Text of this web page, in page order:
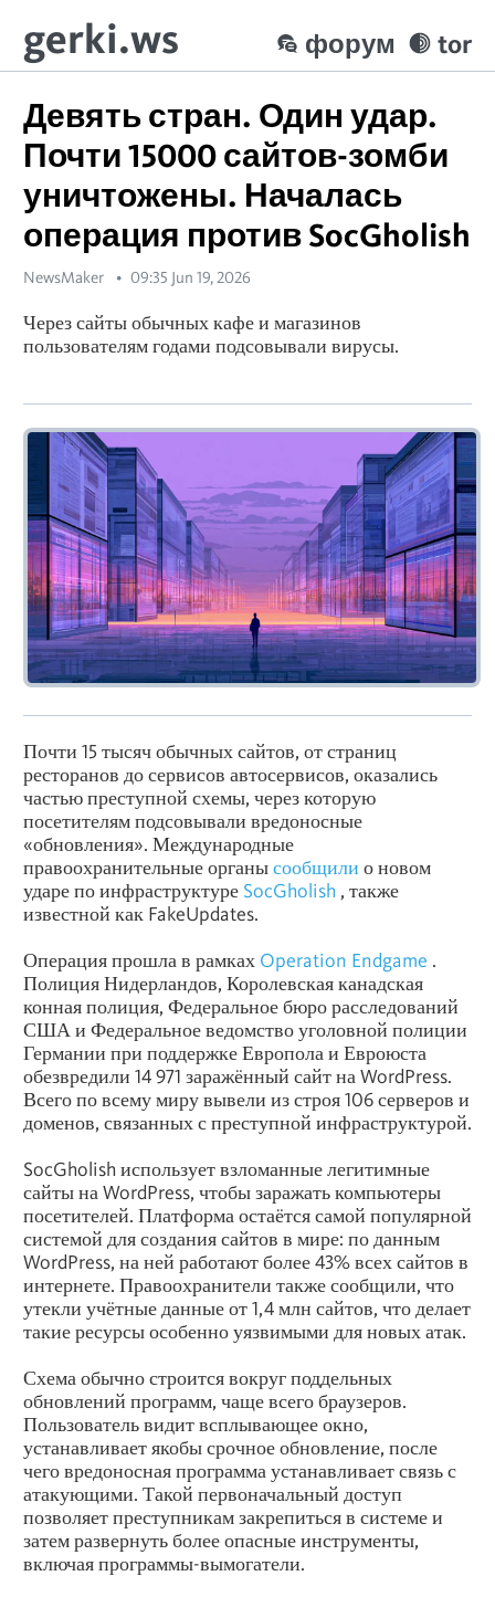
gerki.ws tor
форум
Девять стран. Один удар.
Почти 15000 сайтов-зомби
уничтожены. Началась
операция против SocGholish
NewsMaker 09:35 Jun 19, 2026
Через сайты обычных кафе и магазинов
пользователям годами подсовывали вирусы.
Почти 15 тысяч обычных сайтов, от страниц
ресторанов до сервисов автосервисов, оказались
частью преступной схемы, через которую
посетителям подсовывали вредоносные
«обновления». Международные
правоохранительные органысообщили о новом
ударе по инфраструктуре SocGholish , также
известной как FakeUpdates.
Операция прошла в рамках Operation Endgame .
Полиция Нидерландов, Королевская канадская
конная полиция, Федеральное бюро расследований
США и Федеральное ведомство уголовной полиции
Германии при поддержке Европола и Евроюста
обезвредили 14 971 заражённый сайт на WordPress.
Всего по всему миру вывели из строя 106 серверов и
доменов, связанных с преступной инфраструктурой.
SocGholish использует взломанные легитимные
сайты на WordPress, чтобы заражать компьютеры
посетителей. Платформа остаётся самой популярной
системой для создания сайтов в мире: по данным
WordPress, на ней работают более 43% всех сайтов в
интернете. Правоохранители также сообщили, что
утекли учётные данные от 1,4 млн сайтов, что делает
такие ресурсы особенно уязвимыми для новых атак.
Схема обычно строится вокруг поддельных
обновлений программ, чаще всего браузеров.
Пользователь видит всплывающее окно,
устанавливает якобы срочное обновление, после
чего вредоносная программа устанавливает связь с
атакующими. Такой первоначальный доступ
позволяет преступникам закрепиться в системе и
затем развернуть более опасные инструменты,
включая программы-вымогатели.